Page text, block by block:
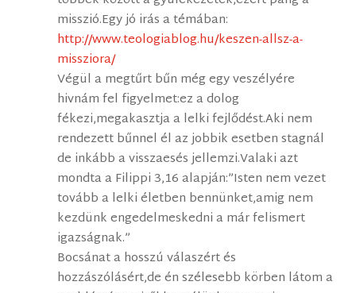
misszió.Egy jó irás a témában:
http://www.teologiablog.hu/keszen-allsz-a-
missziora/
Végül a megtűrt bűn még egy veszélyére
hivnám fel figyelmet:ez a dolog
fékezi,megakasztja a lelki fejlődést.Aki nem
rendezett bűnnel él az jobbik esetben stagnál
de inkább a visszaesés jellemzi.Valaki azt
mondta a Filippi 3,16 alapján:”Isten nem vezet
tovább a lelki életben bennünket,amig nem
kezdünk engedelmeskedni a már felismert
igazságnak.”
Bocsánat a hosszú válaszért és
hozzászólásért,de én szélesebb körben látom a